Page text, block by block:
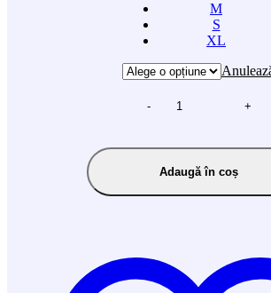
M
S
XL
- +
Adaugă în coș